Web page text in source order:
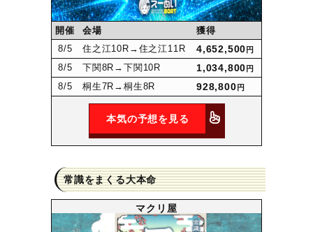
開催 会場
獲得
8/5 住之江10R →住之江11R 4,652,500 円
8/5 下関8R →下関10R 1,034,800 円
8/5 桐生7R →桐生8R 928,800 円
本気の予想を見る
常識をまくる大本命
マクリ屋